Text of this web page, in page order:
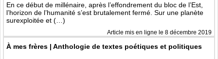
En ce début de millénaire, après l’effondrement du bloc de l’Est,
l’horizon de l’humanité s’est brutalement fermé. Sur une planète
surexploitée et (…)
Article mis en ligne le 8 décembre 2019
À mes frères | Anthologie de textes poétiques et politiques